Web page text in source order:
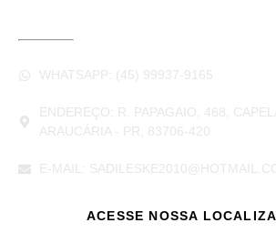
WHATSAPP: (45) 99937-9165
ENDEREÇO: R. PAPAGAIO, 468,
ARAUCÁRIA - PR, 83706-420
E-MAIL:
ACESSE NOSSA